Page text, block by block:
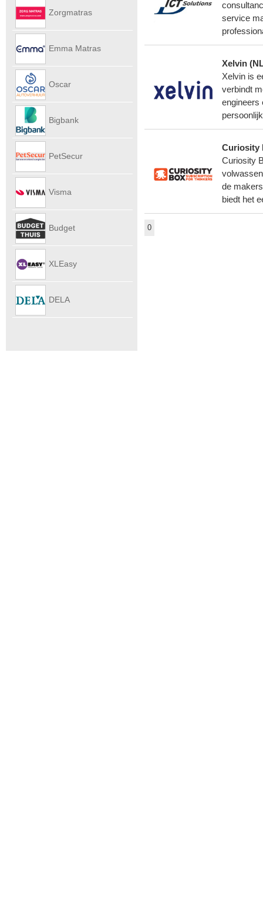
service
Xelvin
Xelvin is
verbindt
engineers
Curiosity
Curiosity
de
biedt het
0
Zorgmatras
Emma Matras
Oscar
Bigbank
PetSecur
Visma
Budget
XLEasy
DELA